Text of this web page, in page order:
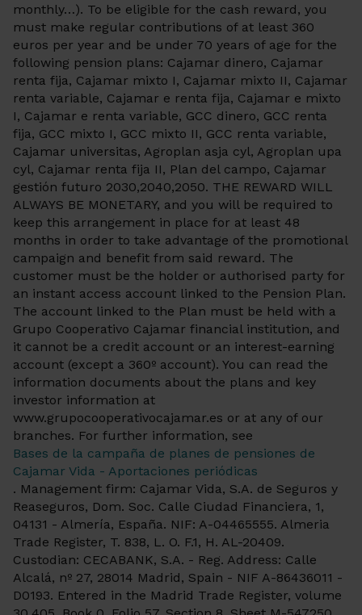
monthly…). To be eligible for the cash reward, you
must make regular contributions of at least 360
euros per year and be under 70 years of age for the
following pension plans: Cajamar dinero, Cajamar
renta fija, Cajamar mixto I, Cajamar mixto II, Cajamar
renta variable, Cajamar e renta fija, Cajamar e mixto
I, Cajamar e renta variable, GCC dinero, GCC renta
fija, GCC mixto I, GCC mixto II, GCC renta variable,
Cajamar universitas, Agroplan asja cyl, Agroplan upa
cyl, Cajamar renta fija II, Plan del campo, Cajamar
gestión futuro 2030,2040,2050. THE REWARD WILL
ALWAYS BE MONETARY, and you will be required to
keep this arrangement in place for at least 48
months in order to take advantage of the promotional
campaign and benefit from said reward. The
customer must be the holder or authorised party for
an instant access account linked to the Pension Plan.
The account linked to the Plan must be held with a
Grupo Cooperativo Cajamar financial institution, and
it cannot be a credit account or an interest-earning
account (except a 360º account). You can read the
information documents about the plans and key
investor information at
www.grupocooperativocajamar.es or at any of our
branches. For further information, see
Bases de la campaña de planes de pensiones de
Cajamar Vida - Aportaciones periódicas
. Management firm: Cajamar Vida, S.A. de Seguros y
Reaseguros, Dom. Soc. Calle Ciudad Financiera, 1,
04131 - Almería, España. NIF: A-04465555. Almeria
Trade Register, T. 838, L. O. F.1, H. AL-20409.
Custodian: CECABANK, S.A. - Reg. Address: Calle
Alcalá, nº 27, 28014 Madrid, Spain - NIF A-86436011 -
D0193. Entered in the Madrid Trade Register, volume